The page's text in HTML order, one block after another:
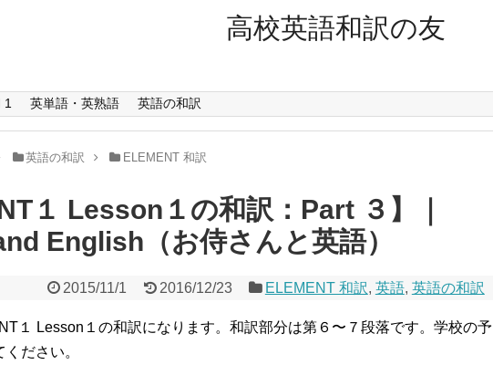
高校英語和訳の友
1 英単語・英熟語 英語の和訳
英語の和訳 ELEMENT 和訳
１ Lesson１の和訳：Part ３】｜
English（お侍さんと英語）
2015/11/1 2016/12/23 ELEMENT 和訳, 英語, 英語の和訳
１ Lesson１の和訳になります。和訳部分は第６〜７段落です。学校の予
ださい。